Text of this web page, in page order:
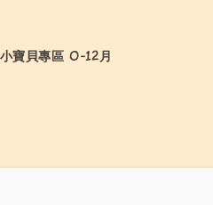
小寶貝專區 0-12月